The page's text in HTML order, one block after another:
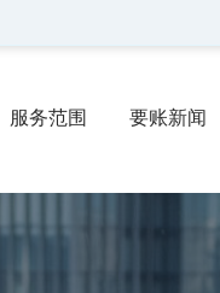
服务范围 要账新闻
联系我们